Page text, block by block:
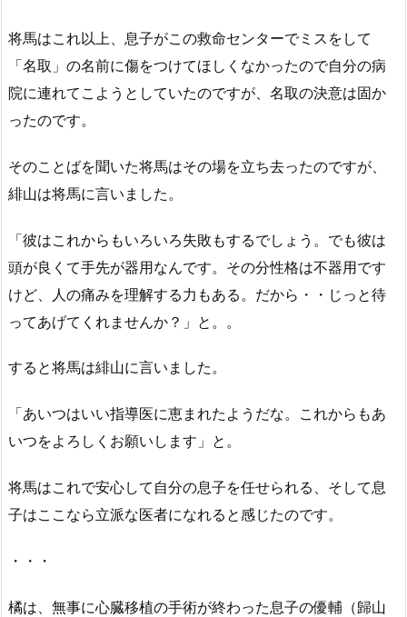
将馬はこれ以上、息子がこの救命センターでミスをして
「名取」の名前に傷をつけてほしくなかったので自分の病
院に連れてこようとしていたのですが、名取の決意は固か
ったのです。
そのことばを聞いた将馬はその場を立ち去ったのですが、
緋山は将馬に言いました。
「彼はこれからもいろいろ失敗もするでしょう。でも彼は
頭が良くて手先が器用なんです。その分性格は不器用です
けど、人の痛みを理解する力もある。だから・・じっと待
ってあげてくれませんか？」と。。
すると将馬は緋山に言いました。
「あいつはいい指導医に恵まれたようだな。これからもあ
いつをよろしくお願いします」と。
将馬はこれで安心して自分の息子を任せられる、そして息
子はここなら立派な医者になれると感じたのです。
・・・
橘は、無事に心臓移植の手術が終わった息子の優輔（歸山